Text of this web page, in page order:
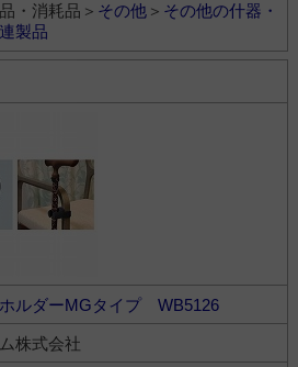
・消耗品＞ その他＞ その他の什器・
製品
ルダーMGタイプ WB5126
株式会社